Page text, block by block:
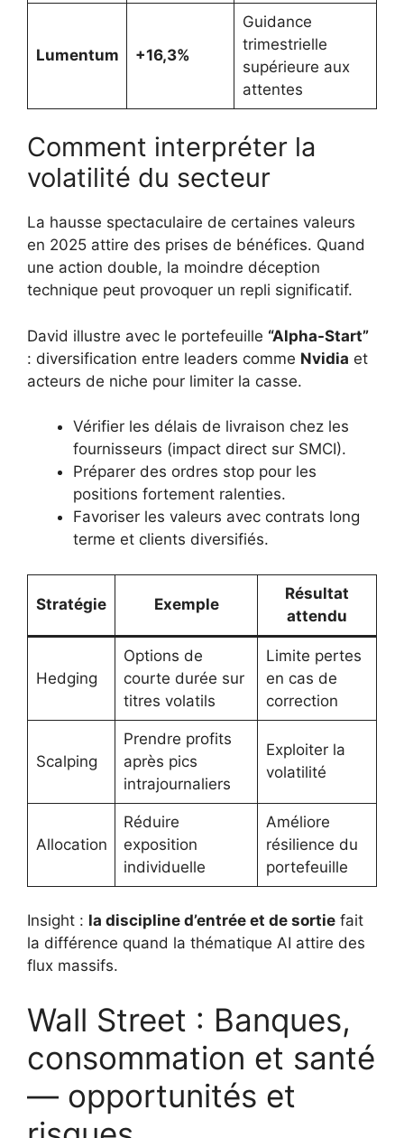
Lumentum +16,3%
Guidance
trimestrielle
supérieure aux
attentes
Comment interpréter la
volatilité du secteur
La hausse spectaculaire de certaines valeurs
en 2025 attire des prises de bénéfices. Quand
une action double, la moindre déception
technique peut provoquer un repli significatif.
David illustre avec le portefeuille “Alpha-Start”
: diversification entre leaders comme Nvidia et
acteurs de niche pour limiter la casse.
Vérifier les délais de livraison chez les
fournisseurs (impact direct sur SMCI).
Préparer des ordres stop pour les
positions fortement ralenties.
Favoriser les valeurs avec contrats long
terme et clients diversifiés.
Stratégie Exemple
Résultat
attendu
Hedging
Options de
courte durée sur
titres volatils
Limite pertes
en cas de
correction
Scalping
Prendre profits
après pics
intrajournaliers
Exploiter la
volatilité
Allocation
Réduire
exposition
individuelle
Améliore
résilience du
portefeuille
Insight : la discipline d’entrée et de sortie fait
la différence quand la thématique AI attire des
flux massifs.
Wall Street : Banques,
consommation et santé
— opportunités et